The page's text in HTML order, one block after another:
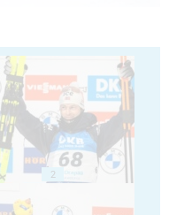
2